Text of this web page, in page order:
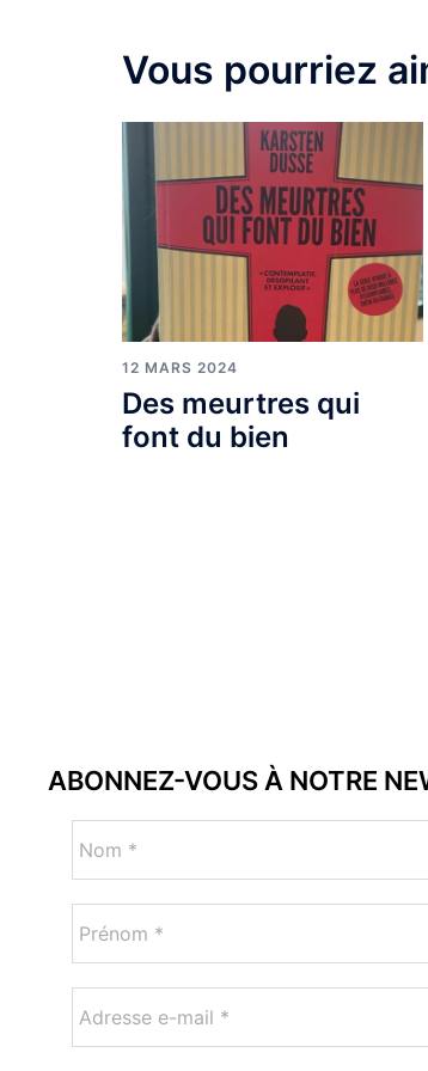
Vous pourriez
12 MARS 2024
Des meurtres qui
font du bien
ABONNEZ-VOUS À NOTRE